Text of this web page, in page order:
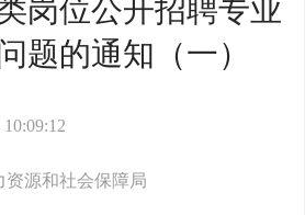
岗位公开招聘专业
题的通知（一）
源和社会保障局